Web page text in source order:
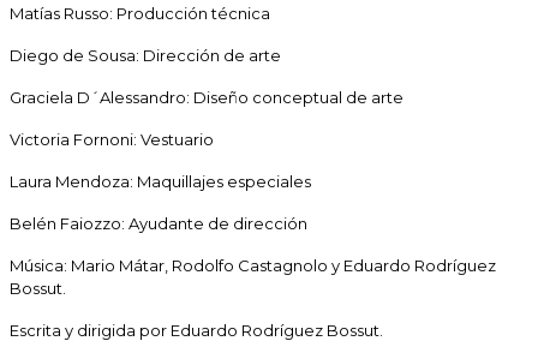
Matías Russo: Producción técnica
Diego de Sousa: Dirección de arte
Graciela D´Alessandro: Diseño conceptual de arte
Victoria Fornoni: Vestuario
Laura Mendoza: Maquillajes especiales
Belén Faiozzo: Ayudante de dirección
Música: Mario Mátar, Rodolfo Castagnolo y Eduardo Rodríguez
Bossut.
Escrita y dirigida por Eduardo Rodríguez Bossut.